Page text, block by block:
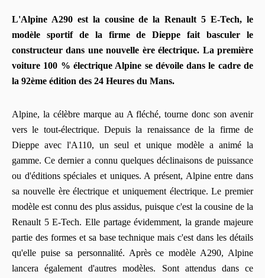
L'Alpine A290 est la cousine de la Renault 5 E-Tech, le
modèle sportif de la firme de Dieppe fait basculer le
constructeur dans une nouvelle ère électrique. La première
voiture 100 % électrique Alpine se dévoile dans le cadre de
la 92ème édition des 24 Heures du Mans.
Alpine, la célèbre marque au A fléché, tourne donc son avenir
vers le tout-électrique. Depuis la renaissance de la firme de
Dieppe avec l'A110, un seul et unique modèle a animé la
gamme. Ce dernier a connu quelques déclinaisons de puissance
ou d'éditions spéciales et uniques. A présent, Alpine entre dans
sa nouvelle ère électrique et uniquement électrique. Le premier
modèle est connu des plus assidus, puisque c'est la cousine de la
Renault 5 E-Tech. Elle partage évidemment, la grande majeure
partie des formes et sa base technique mais c'est dans les détails
qu'elle puise sa personnalité. Après ce modèle A290, Alpine
lancera également d'autres modèles. Sont attendus dans ce